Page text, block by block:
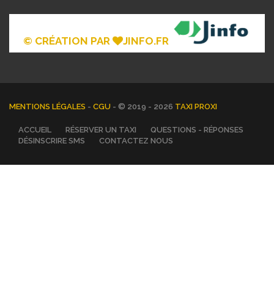
© CRÉATION PAR JINFO.FR
MENTIONS LÉGALES - CGU - © 2019 - 2026 TAXI PROXI
ACCUEIL RÉSERVER UN TAXI
QUESTIONS - RÉPONSES
DÉSINSCRIRE SMS
CONTACTEZ NOUS